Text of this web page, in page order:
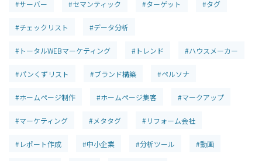
#サーバー #セマンティック #ターゲット #タグ
#チェックリスト #データ分析
#トータルWEBマーケティング #トレンド #ハウスメーカー
#パンくずリスト #ブランド構築 #ペルソナ
#ホームページ制作 #ホームページ集客 #マークアップ
#マーケティング #メタタグ #リフォーム会社
#レポート作成 #中小企業 #分析ツール #動画